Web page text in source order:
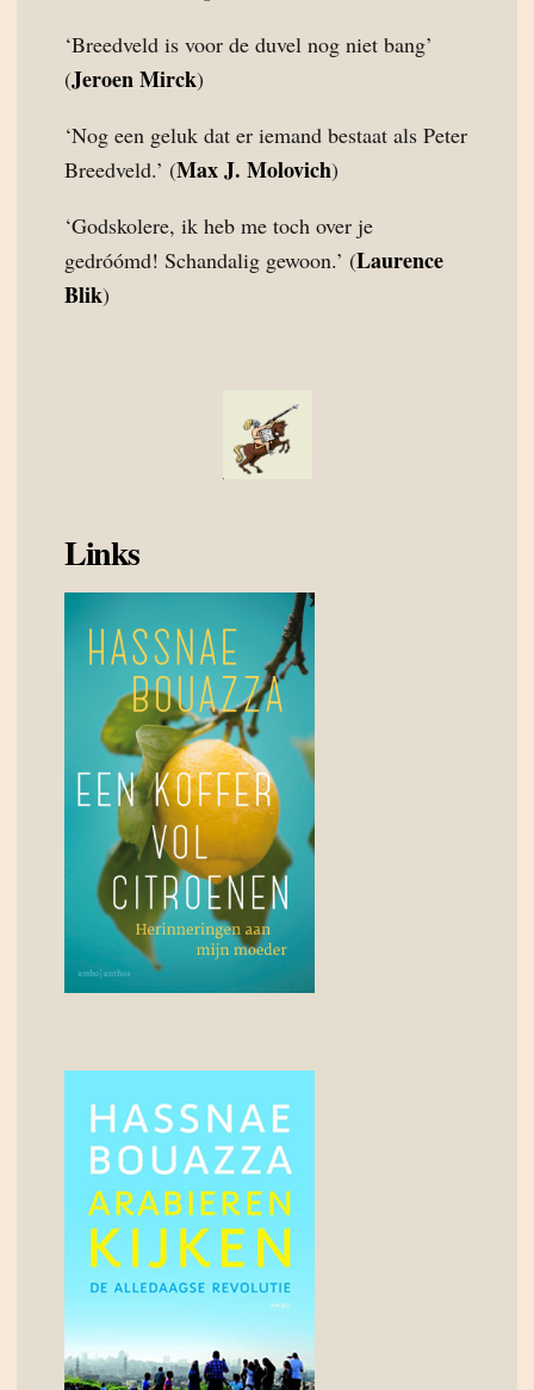
‘Breedveld is voor de duvel nog niet bang’
(Jeroen Mirck)
‘Nog een geluk dat er iemand bestaat als Peter
Breedveld.’ (Max J. Molovich)
‘Godskolere, ik heb me toch over je
gedróómd! Schandalig gewoon.’ (Laurence
Blik)
Links